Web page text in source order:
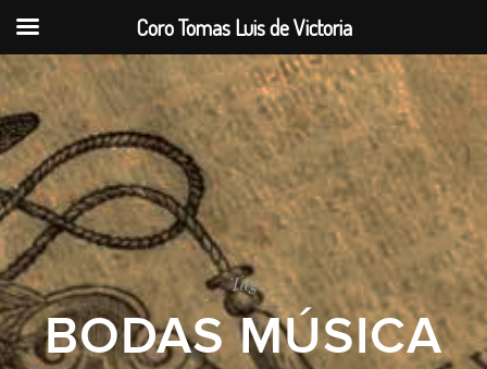
Tag
BODAS MÚSICA
Coro Tomas Luis de Victoria